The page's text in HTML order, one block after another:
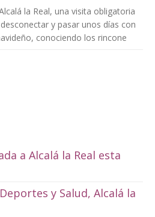
la Real, una visita obligatoria
y pasar unos días con
conociendo los rincone
a Alcalá la Real esta
y Salud, Alcalá la